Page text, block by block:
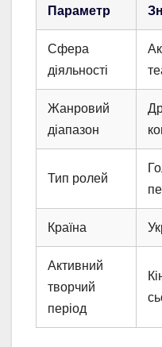
Параметр
Сфера
діяльності
Жанровий
діапазон
Тип ролей
Країна
Активний
творчий
період